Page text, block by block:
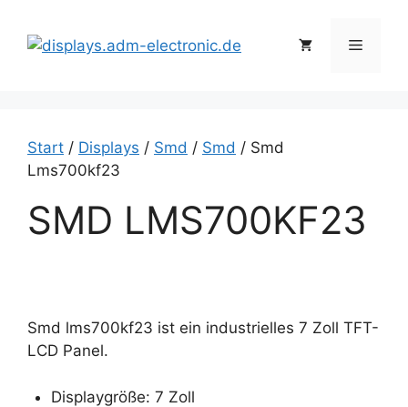
Inhalt
springen
Menü
Start / Displays / Smd / Smd / Smd
Lms700kf23
SMD LMS700KF23
Smd lms700kf23 ist ein industrielles 7 Zoll TFT-
LCD Panel.
Displaygröße: 7 Zoll